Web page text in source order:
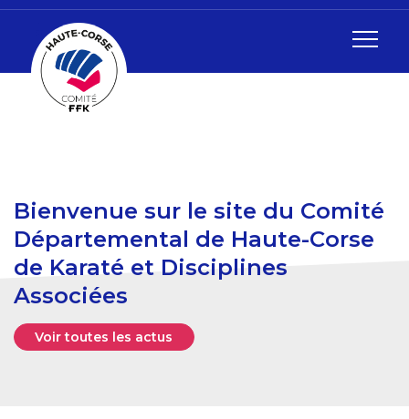
Bienvenue sur le site du Comité
Départemental de Haute-Corse
de Karaté et Disciplines
Associées
Voir toutes les actus